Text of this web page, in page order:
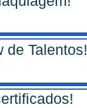
de Talentos!